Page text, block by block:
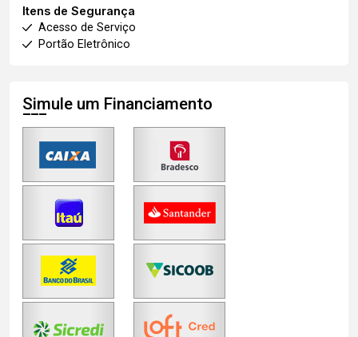
Itens de Segurança
Acesso de Serviço
Portão Eletrônico
Simule um Financiamento